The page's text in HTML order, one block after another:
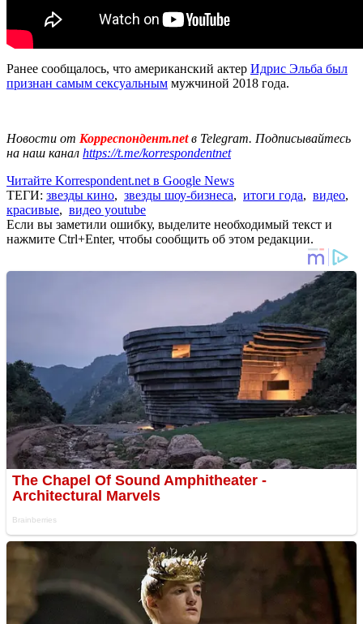
Ранее сообщалось, что американский актер Идрис Эльба был
признан самым сексуальным мужчиной 2018 года.
Новости от Корреспондент.netв Telegram. Подписывайтесь
на наш канал https://t.me/korrespondentnet
Читайте Korrespondent.net в Google News
ТЕГИ: звезды кино, звезды шоу-бизнеса, итоги года, видео,
красивые, видео youtube
Если вы заметили ошибку, выделите необходимый текст и
нажмите Ctrl+Enter, чтобы сообщить об этом редакции.